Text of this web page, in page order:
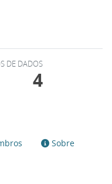
DE DADOS
4
Sobre